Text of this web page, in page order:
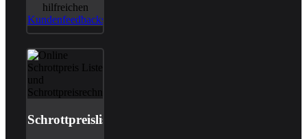
hilfreichen
Kundenfeedbacks
Schrottpreisliste